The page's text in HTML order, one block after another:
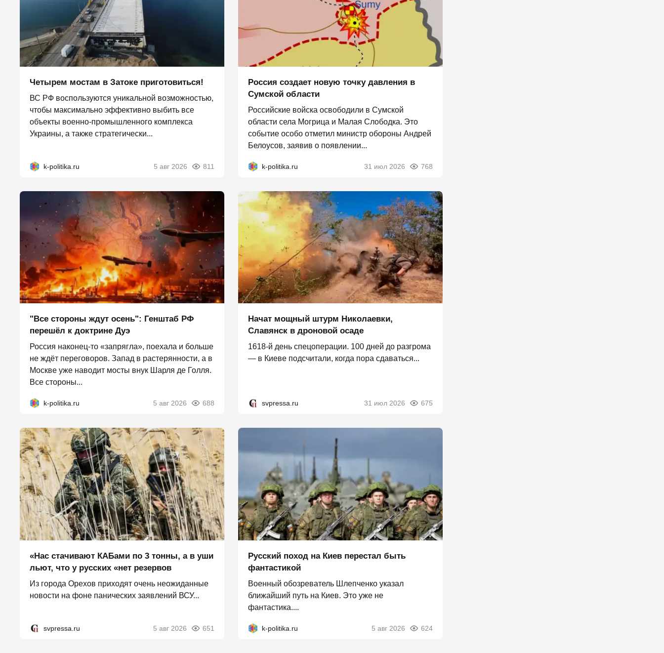
Четырем мостам в Затоке приготовиться!
ВС РФ воспользуются уникальной возможностью,
чтобы максимально эффективно выбить все
объекты военно-промышленного комплекса
Украины, а также стратегически...
k-politika.ru 5 авг 2026 811
Россия создает новую точку давления в
Сумской области
Российские войска освободили в Сумской
области села Могрица и Малая Слободка. Это
событие особо отметил министр обороны Андрей
Белоусов, заявив о появлении...
k-politika.ru 31 июл 2026 768
"Все стороны ждут осень": Генштаб РФ
перешёл к доктрине Дуэ
Россия наконец-то «запрягла», поехала и больше
не ждёт переговоров. Запад в растерянности, а в
Москве уже наводит мосты внук Шарля де Голля.
Все стороны...
k-politika.ru 5 авг 2026 688
Начат мощный штурм Николаевки,
Славянск в дроновой осаде
1618-й день спецоперации. 100 дней до разгрома
— в Киеве подсчитали, когда пора сдаваться...
svpressa.ru 31 июл 2026 675
«Нас стачивают КАБами по 3 тонны, а в уши
льют, что у русских «нет резервов
Из города Орехов приходят очень неожиданные
новости на фоне панических заявлений ВСУ...
svpressa.ru 5 авг 2026 651
Русский поход на Киев перестал быть
фантастикой
Военный обозреватель Шлепченко указал
ближайший путь на Киев. Это уже не
фантастика....
k-politika.ru 5 авг 2026 624